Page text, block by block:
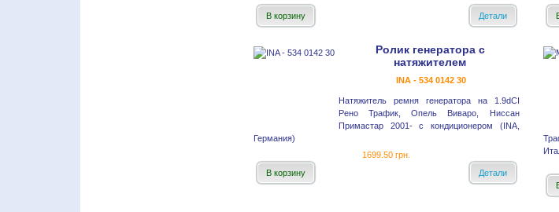
В корзину Детали
Ролик генератора с
натяжителем
INA - 534 0142 30
Натяжитель ремня генератора на 1.9dCI
Рено Трафик, Опель Виваро, Ниссан
Примастар 2001- с кондиционером (INA,
Германия)
1699.50 грн.
В корзину
Детали